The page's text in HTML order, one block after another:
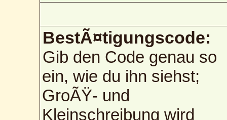
BestÃ¤tigungscode:
Gib den Code genau so
ein, wie du ihn siehst;
GroÃŸ- und
Kleinschreibung wird